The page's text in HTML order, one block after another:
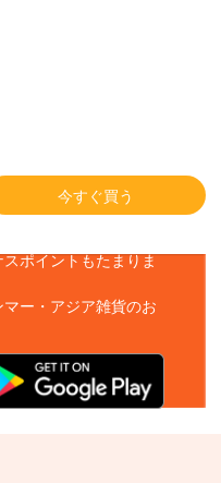
今すぐ買う
ポイントもたまりま
ー・アジア雑貨のお